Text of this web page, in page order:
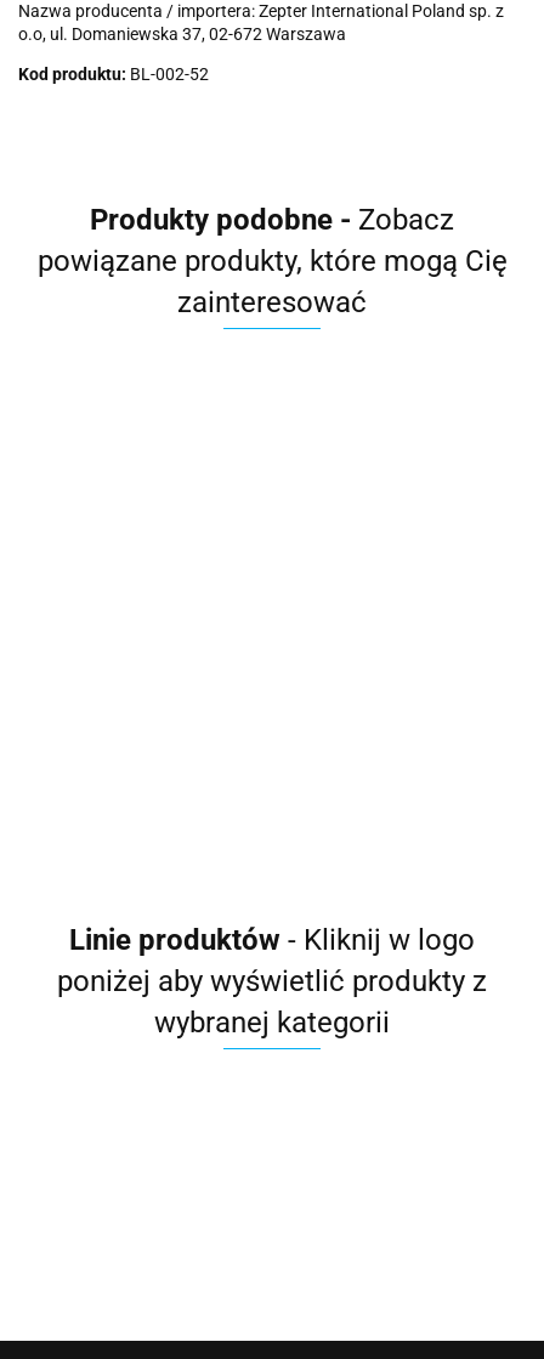
Nazwa producenta / importera: Zepter International Poland sp. z
o.o, ul. Domaniewska 37, 02-672 Warszawa
Kod produktu: BL-002-52
Produkty podobne - Zobacz
powiązane produkty, które mogą Cię
zainteresować
Linie produktów - Kliknij w logo
poniżej aby wyświetlić produkty z
wybranej kategorii